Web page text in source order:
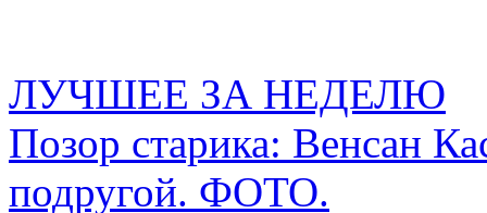
ЛУЧШЕЕ ЗА НЕДЕЛЮ
Позор старика: Венсан
подругой. ФОТО.